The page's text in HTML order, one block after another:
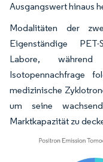
Ausgangswert hinaus
Modalitäten der
Eigenständige
Labore,
Isotopennachfrage
medizinische
um seine
Marktkapazität zu